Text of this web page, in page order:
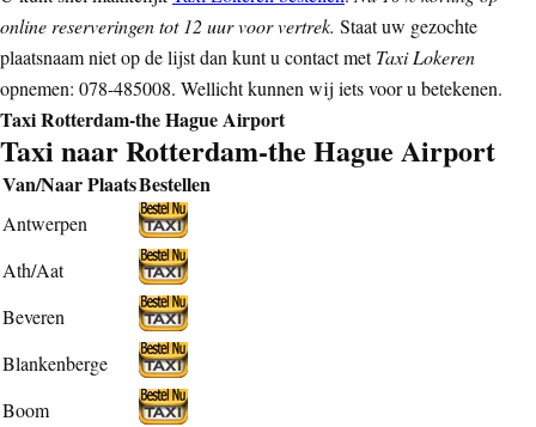
online reserveringen tot 12 uur voor vertrek. Staat uw gezochte
plaatsnaam niet op de lijst dan kunt u contact metTaxi Lokeren
opnemen: 078-485008. Wellicht kunnen wij iets voor u betekenen.
Taxi Rotterdam-the Hague Airport
Taxi naar Rotterdam-the Hague Airport
Van/Naar PlaatsBestellen
Antwerpen
Ath/Aat
Beveren
Blankenberge
Boom